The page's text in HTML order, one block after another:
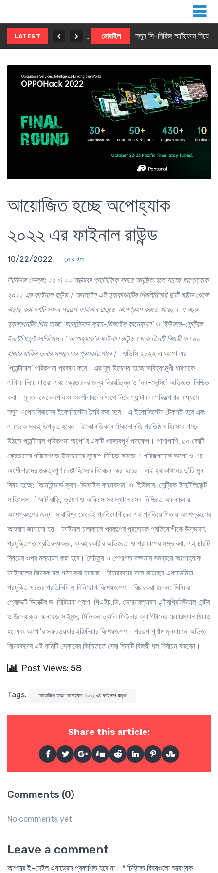
LATEST মোবাইল নতুন সি-সিরিজ স্মার্টফোন নিয়ে আসছে রিয়েলমি
আয়োজিত হচ্ছে অপোহ্যাক
২০২২ এর ফাইনাল রাউন্ড
10/22/2022 মোবাইল
সিনিউজ ডেস্ক:২২ ও ২৩ অক্টোবর প্যাসিফিক সময়ে অনুষ্ঠিত হতে যাচ্ছে অপোহ্যাক
২০২২ এর ফাইনাল রাউন্ড। অনলাইন এই হ্যাকাথনটির প্রিলিমিনারি দু'টি রাউন্ড থেকে
বাছাই করা দশটি সফল প্রকল্প ফাইনাল রাউন্ডে অংশগ্রহণ করতে যাচ্ছে। এ বছর
হ্যাকাথনটির থিম হচ্ছে ‘আনহিন্ডার্ড ক্রস-ডিভাইস কানেকশন’ ও ‘ইউজার-সেন্ট্রিক
ইনটেলিজেন্ট সার্ভিসেস।’ অপোহ্যাক’র ফাইনাল রাউন্ড থেকে তিনটি বিজয়ী দল ৪০
হাজার মার্কিন ডলার সমমূল্যের পুরস্কার পাবে।
ওডিসি ২০২২ এ অপো এর
‘প্যান্টানাল’ পরিকল্পনা প্রকাশ করে। এর মূল উদ্দেশ্য হচ্ছে ভবিষ্যৎমুখী ধারণাকে
এগিয়ে নিয়ে যাওয়া এবং ক্রেতাদের জন্য নিরবচ্ছিন্ন ও ‘নন-সেন্সিং’ অভিজ্ঞতা নিশ্চিত
করা। মূলত, ডেভেলপার ও অংশীদারদের সাথে নিয়ে প্যান্টানাল পরিকল্পনার মাধ্যমে
নতুন ওপেন বিজনেস ইকোসিস্টেম তৈরি করা হবে। এ ইকোসিস্টেম টেকসই হবে এবং
এ থেকে সবাই উপকৃত হবেন। ইকোলজিকাল টেকনোলজি প্রতিষ্ঠান হিসেবে গড়ে
উঠতে প্যান্টানাল পরিকল্পনা অপো’র একটি গুরুত্বপূর্ণ পদক্ষেপ। পাশাপাশি, ৫০ কোটি
ক্রেতাদের পরিবেশগত উন্নয়নের সুযোগ নিশ্চিত করতে এ পরিকল্পনাকে অপো ও এর
অংশীদারদের গুরুত্বপূর্ণ চেষ্টা হিসেবে বিবেচনা করা হচ্ছে। এই হ্যাকাথনের দু’টি মূল
বিষয় হচ্ছে: ‘আনহিন্ডার্ড ক্রস-ডিভাইস কানেকশন’ ও ‘ইউজার-সেন্ট্রিক ইনটেলিজেন্ট
সার্ভিসেস।’ স্মার্ট বাড়ি, ভ্রমণ ও অফিসে সব স্থানে সেবা নিশ্চিতে আলোচনায়
অংশগ্রহণের জন্য সারাবিশ্ব থেকেই প্রতিযোগীদের এই প্রতিযোগিতায় অংশগ্রহণের
আহ্বান জানানো হয়। ফাইনাল চলাকালে প্রকল্পের প্রত্যেক প্রতিযোগীকে উদ্ভাবন,
প্রযুক্তিগত প্রতিবন্ধকতা, ব্যবহারকারীর অভিজ্ঞতা ও প্রয়োগের সম্ভাবনা, এই চারটি
বিষয়ের ওপর মূল্যায়ন করা হবে। বৈচিত্র্য ও পেশাগত দক্ষতার সমন্বয়ে অপোহ্যাক
ফাইনালের বিচারক দল গঠন করা হয়েছে। বিচারকদের দলে রয়েছেন একাডেমিয়া,
প্রযুক্তি খাতের প্রতিনিধি ও বিনিয়োগ বিশেষজ্ঞগণ। বিচারকরা হলেন: সিনিয়র
প্রোডাক্ট ডিরেক্টর ড. মিরিয়ানা প্রপা, পিএইচ.ডি, ভেনচারল্যাবস এন্টারপ্রিনিউয়াল মেন্টর
ও উদ্যোক্তা ফ্লয়েড সাইমন্স, সিলিকন ভ্যালি ফিউচার ক্যাপিটালের চেয়ারম্যান মিয়াও
হং এবং অপো’র সফটওয়্যার ইঞ্জিনিয়ার বিশেষজ্ঞগণ। প্রকল্প পূর্ণাঙ্গ মূল্যায়নে অভিজ্ঞ
বিচারকদের এই কমিটি স্কোরের ভিত্তিতে সেরা তিনটি বিজয়ী দল নির্বাচন করবেন।
Post Views: 58
Tags: আয়োজিত হচ্ছে অপোহ্যাক ২০২২ এর ফাইনাল রাউন্ড
Share this article:
Comments (0)
No comments yet
Leave a comment
আপনার ই-মেইল এ্যাড্রেস প্রকাশিত হবে না। * চিহ্নিত বিষয়গুলো আবশ্যক।